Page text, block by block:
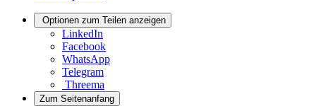
Optionen zum Teilen anzeigen
LinkedIn
Facebook
WhatsApp
Telegram
Threema
Zum Seitenanfang